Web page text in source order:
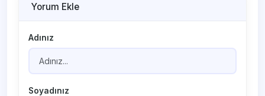
Yorum Ekle
Adınız
Soyadınız